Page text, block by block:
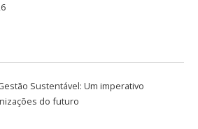
Sustentável: Um imperativo
do futuro